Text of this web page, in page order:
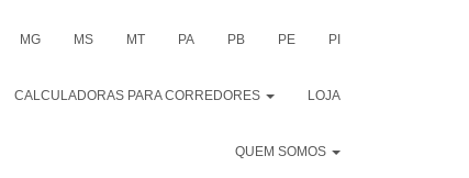
MG MS MT PA PB PE PI
CALCULADORAS PARA CORREDORES LOJA
QUEM SOMOS